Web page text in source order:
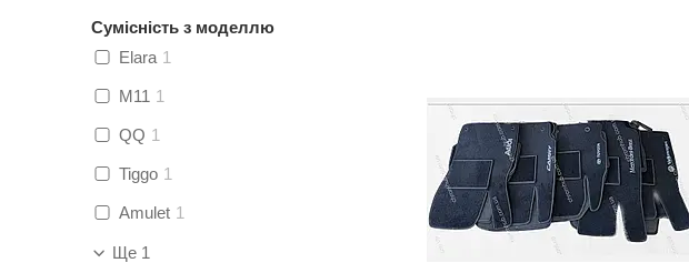
Сумісність з моделлю
Elara 1
M11 1
QQ 1
Tiggo 1
Amulet 1
Ще 1